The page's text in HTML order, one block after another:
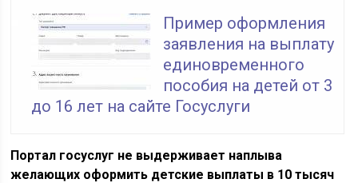
Пример оформления
заявления на выплату
единовременного
пособия на детей от 3
до 16 лет на сайте Госуслуги
Портал госуслуг не выдерживает наплыва
желающих оформить детские выплаты в 10 тысяч